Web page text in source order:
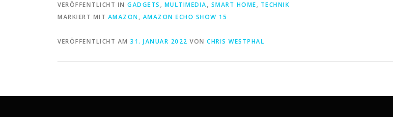
VERÖFFENTLICHT IN GADGETS , MULTIMEDIA, SMART HOME, TECHNIK
MARKIERT MIT AMAZON, AMAZON ECHO SHOW 15
VERÖFFENTLICHT AM 31. JANUAR 2022 VON CHRIS WESTPHAL